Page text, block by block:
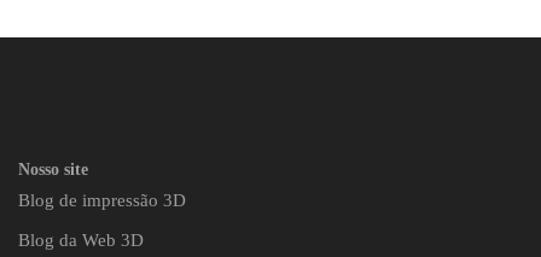
Nosso site
Blog de impressão 3D
Blog da Web 3D